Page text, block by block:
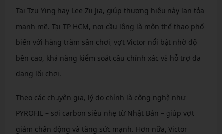
Tai Tzu Ying hay Lee Zii Jia, giúp thương hiệu này lan tỏa
mạnh mẽ. Tại TP HCM, nơi cầu lông là môn thể thao phổ
biến với hàng trăm sân chơi, vợt Victor nổi bật nhờ độ
bền cao, khả năng kiểm soát cầu chính xác và hỗ trợ đa
dạng lối chơi.
Theo các chuyên gia, lý do chính là công nghệ như
PYROFIL – sợi carbon siêu nhẹ từ Nhật Bản – giúp vợt
giảm chấn động và tăng sức mạnh. Hơn nữa, Victor